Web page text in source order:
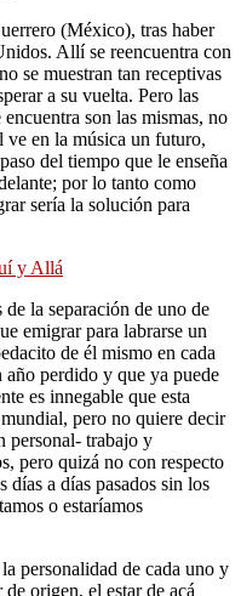
(México), tras haber
Allí se reencuentra con
se muestran tan receptivas
a su vuelta. Pero las
son las mismas, no
ve en la música un futuro,
del tiempo que le enseña
por lo tanto como
sería la solución para
la separación de uno de
emigrar para labrarse un
de él mismo en cada
año perdido y que ya puede
es innegable que esta
pero no quiere decir
personal- trabajo y
pero quizá no con respecto
días a días pasados sin los
o estaríamos
personalidad de cada uno y
origen, el estar de acá